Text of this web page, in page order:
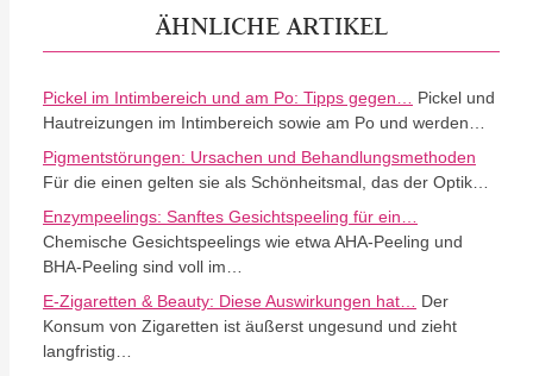
ÄHNLICHE ARTIKEL
Pickel im Intimbereich und am Po: Tipps gegen… Pickel und
Hautreizungen im Intimbereich sowie am Po und werden…
Pigmentstörungen: Ursachen und Behandlungsmethoden
Für die einen gelten sie als Schönheitsmal, das der Optik…
Enzympeelings: Sanftes Gesichtspeeling für ein…
Chemische Gesichtspeelings wie etwa AHA-Peeling und
BHA-Peeling sind voll im…
E-Zigaretten & Beauty: Diese Auswirkungen hat… Der
Konsum von Zigaretten ist äußerst ungesund und zieht
langfristig…